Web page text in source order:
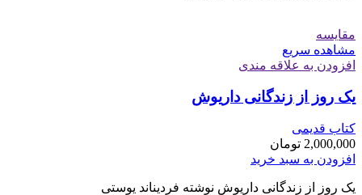
مقایسه
مشاهده سریع
افزودن به علاقه مندی
یک روز از زندگانی داریوش
کتاب قدیمی
2,000,000 تومان
افزودن به سبد خرید
یک روز از زندگانی داریوش نوشته فردیناند یوستی